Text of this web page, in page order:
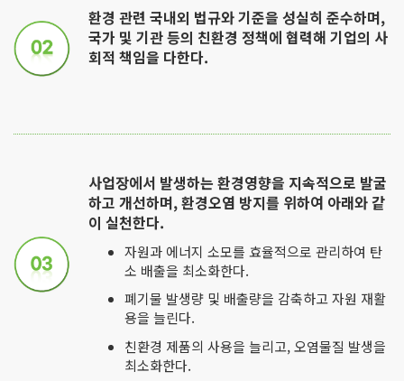
환경 관련 국내외 법규와 기준을 성실히 준수하며,
국가 및 기관 등의 친환경 정책에 협력해 기업의 사
회적 책임을 다한다.
사업장에서 발생하는 환경영향을 지속적으로 발굴
하고 개선하며, 환경오염 방지를 위하여 아래와 같
이 실천한다.
자원과 에너지 소모를 효율적으로 관리하여 탄
소 배출을 최소화한다.
폐기물 발생량 및 배출량을 감축하고 자원 재활
용을 늘린다.
친환경 제품의 사용을 늘리고, 오염물질 발생을
최소화한다.